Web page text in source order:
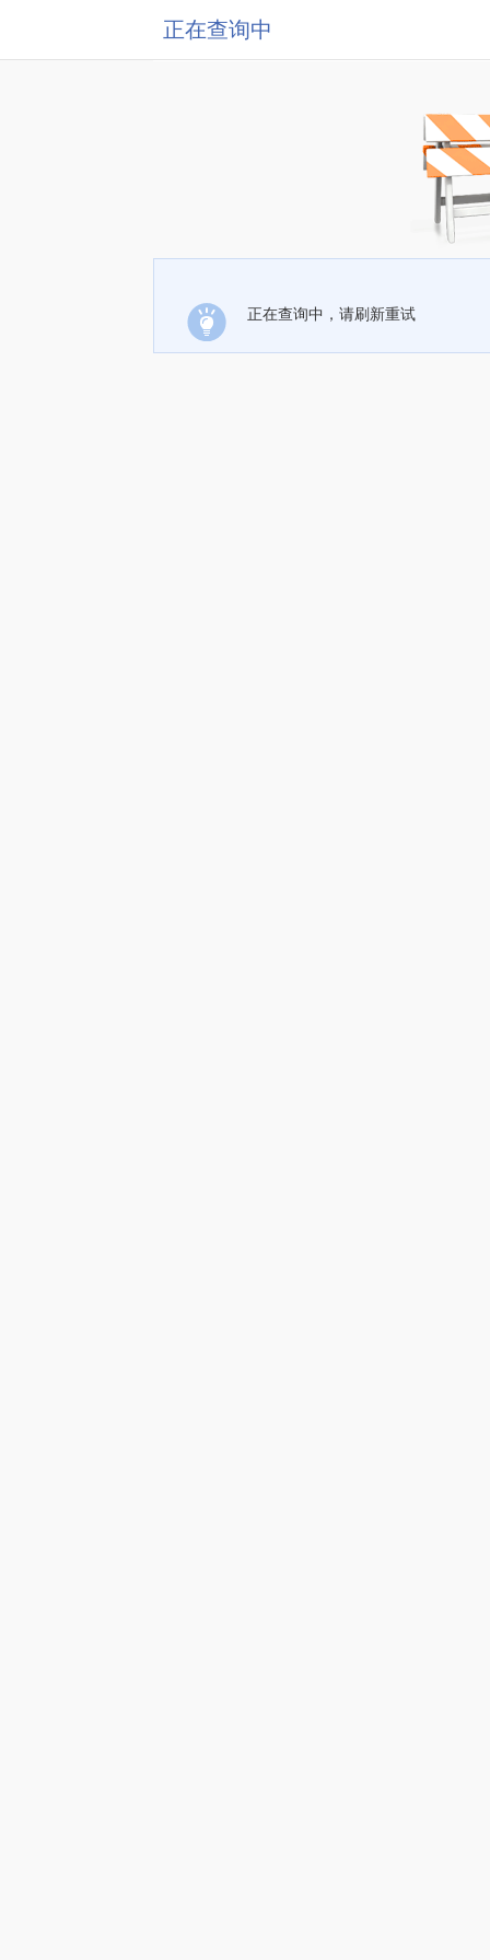
正在查询中
正在查询中，请刷新重试